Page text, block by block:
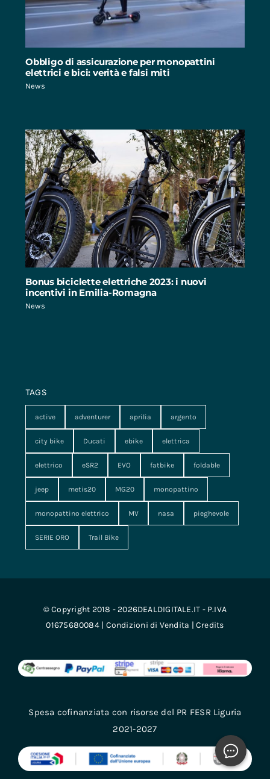
Obbligo di assicurazione per monopattini
elettrici e bici: verità e falsi miti
News
Bonus biciclette elettriche 2023: i nuovi
incentivi in Emilia-Romagna
News
TAGS
active adventurer aprilia argento
city bike Ducati ebike elettrica
elettrico eSR2 EVO fatbike foldable
jeep metis20 MG20 monopattino
monopattino elettrico MV nasa pieghevole
SERIE ORO Trail Bike
© Copyright 2018 - 2026DEALDIGITALE.IT - P.IVA
01675680084 | Condizioni di Vendita | Credits
Spesa cofinanziata con risorse del PR FESR Liguria
2021-2027